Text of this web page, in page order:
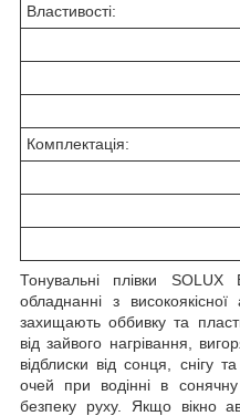
Властивості:
Комплектація:
Тонувальні плівки SOLUX
обладнанні з
захищають оббивку та
від зайвого нагрівання,
відблиски від сонця,
очей при водінні в
безпеку руху. Якщо вікно